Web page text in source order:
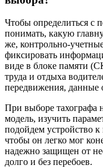
Чтобы определиться с
понимать, какую
же, контрольно-
фиксировать
виде в блоке памяти
труда и отдыха
передвижения, данные
При выборе тахографа
модель, изучить
подойдем устройство
чтобы он легко мог
надежно защищен от
долго и без перебоев.